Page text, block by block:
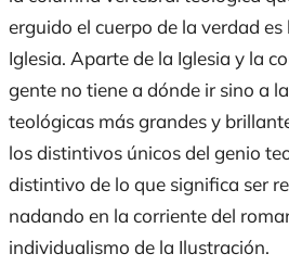
erguido el cuerpo de la verdad
Iglesia. Aparte de la Iglesia y la
gente no tiene a dónde ir sino a
teológicas más grandes y
los distintivos únicos del genio
distintivo de lo que significa ser
nadando en la corriente del
individualismo de la Ilustración.